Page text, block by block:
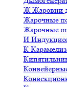
ЖЖаровни
Жарочные
Жарочные
И
К